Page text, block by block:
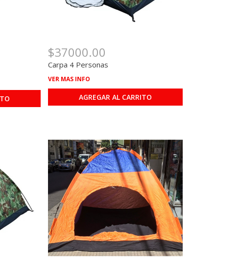
$37000.00
Carpa 4 Personas
VER MAS INFO
AGREGAR AL CARRITO